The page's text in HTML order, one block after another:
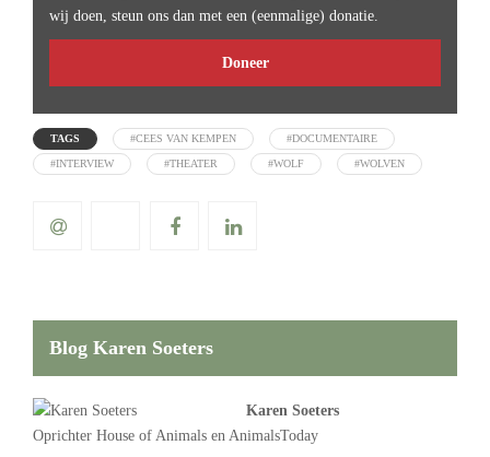
wij doen, steun ons dan met een (eenmalige) donatie.
Doneer
TAGS #CEES VAN KEMPEN #DOCUMENTAIRE
#INTERVIEW #THEATER #WOLF #WOLVEN
Blog Karen Soeters
Karen Soeters
Oprichter House of Animals en AnimalsToday